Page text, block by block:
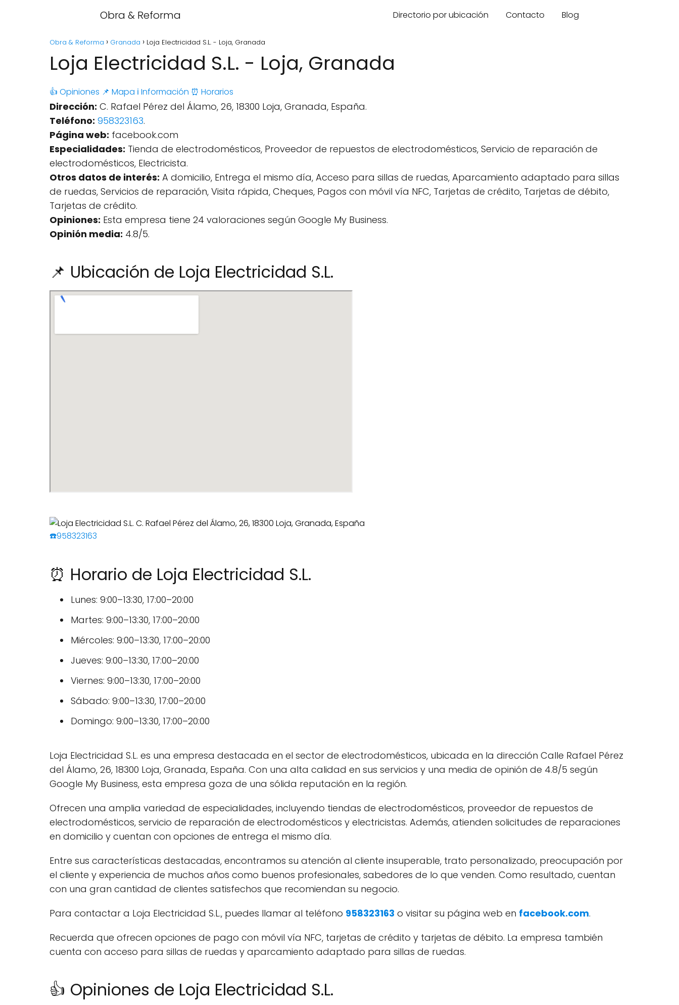
Obra & Reforma Directorio por ubicación Contacto Blog
Obra & Reforma Granada Loja Electricidad S.L. - Loja, Granada
Loja Electricidad S.L. - Loja, Granada
👍 Opiniones 📌 Mapa ℹ️ Información ⏰ Horarios
Dirección: C. Rafael Pérez del Álamo, 26, 18300 Loja, Granada, España.
Teléfono: 958323163.
Página web: facebook.com
Especialidades: Tienda de electrodomésticos, Proveedor de repuestos de electrodomésticos, Servicio de reparación de
electrodomésticos, Electricista.
Otros datos de interés: A domicilio, Entrega el mismo día, Acceso para sillas de ruedas, Aparcamiento adaptado para sillas
de ruedas, Servicios de reparación, Visita rápida, Cheques, Pagos con móvil vía NFC, Tarjetas de crédito, Tarjetas de débito,
Tarjetas de crédito.
Opiniones: Esta empresa tiene 24 valoraciones según Google My Business.
Opinión media: 4.8/5.
📌 Ubicación de Loja Electricidad S.L.
☎️958323163
⏰ Horario de Loja Electricidad S.L.
Lunes: 9:00–13:30, 17:00–20:00
Martes: 9:00–13:30, 17:00–20:00
Miércoles: 9:00–13:30, 17:00–20:00
Jueves: 9:00–13:30, 17:00–20:00
Viernes: 9:00–13:30, 17:00–20:00
Sábado: 9:00–13:30, 17:00–20:00
Domingo: 9:00–13:30, 17:00–20:00
Loja Electricidad S.L. es una empresa destacada en el sector de electrodomésticos, ubicada en la dirección Calle Rafael Pérez
del Álamo, 26, 18300 Loja, Granada, España. Con una alta calidad en sus servicios y una media de opinión de 4.8/5 según
Google My Business, esta empresa goza de una sólida reputación en la región.
Ofrecen una amplia variedad de especialidades, incluyendo tiendas de electrodomésticos, proveedor de repuestos de
electrodomésticos, servicio de reparación de electrodomésticos y electricistas. Además, atienden solicitudes de reparaciones
en domicilio y cuentan con opciones de entrega el mismo día.
Entre sus características destacadas, encontramos su atención al cliente insuperable, trato personalizado, preocupación por
el cliente y experiencia de muchos años como buenos profesionales, sabedores de lo que venden. Como resultado, cuentan
con una gran cantidad de clientes satisfechos que recomiendan su negocio.
Para contactar a Loja Electricidad S.L., puedes llamar al teléfono 958323163 o visitar su página web en facebook.com.
Recuerda que ofrecen opciones de pago con móvil vía NFC, tarjetas de crédito y tarjetas de débito. La empresa también
cuenta con acceso para sillas de ruedas y aparcamiento adaptado para sillas de ruedas.
👍 Opiniones de Loja Electricidad S.L.